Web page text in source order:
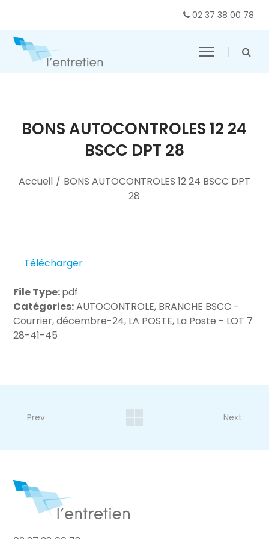
02 37 38 00 78
BONS AUTOCONTROLES 12 24
BSCC DPT 28
Accueil / BONS AUTOCONTROLES 12 24 BSCC DPT
28
Télécharger
File Type:pdf
Catégories:AUTOCONTROLE, BRANCHE BSCC -
Courrier, décembre-24, LA POSTE, La Poste - LOT 7
28-41-45
Prev Next